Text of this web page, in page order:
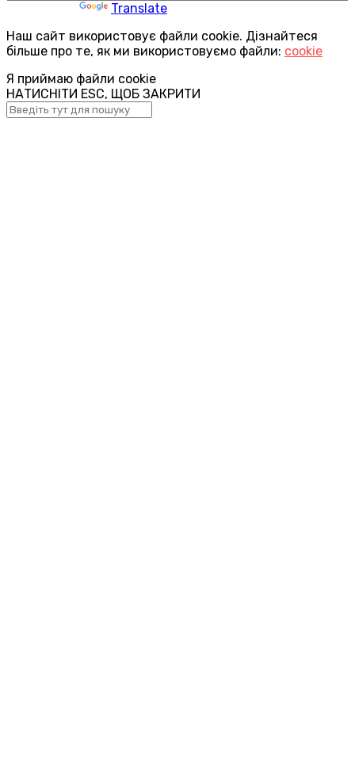
Translate
Наш сайт використовує файли cookie. Дізнайтеся
більше про те, як ми використовуємо файли: cookie
Я приймаю файли cookie
НАТИСНІТИ ESC, ЩОБ ЗАКРИТИ